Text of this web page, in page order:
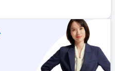
ュースをお任せします。提案から納
客様を定期的に訪問し、ニーズを
： 季節や市場に合わせた商品の提
通貫で携われるため、深い信頼関係
価格・品質」の調整や、納期までの